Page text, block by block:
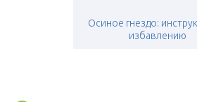
Осиное гнездо:
избавлению